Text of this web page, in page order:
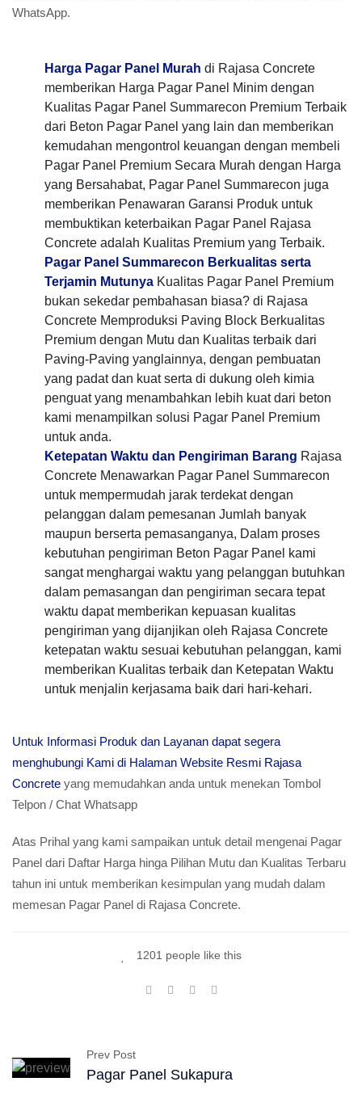
WhatsApp.
Harga Pagar Panel Murah di Rajasa Concrete
memberikan Harga Pagar Panel Minim dengan
Kualitas Pagar Panel Summarecon Premium Terbaik
dari Beton Pagar Panel yang lain dan memberikan
kemudahan mengontrol keuangan dengan membeli
Pagar Panel Premium Secara Murah dengan Harga
yang Bersahabat, Pagar Panel Summarecon juga
memberikan Penawaran Garansi Produk untuk
membuktikan keterbaikan Pagar Panel Rajasa
Concrete adalah Kualitas Premium yang Terbaik.
Pagar Panel Summarecon Berkualitas serta
Terjamin Mutunya Kualitas Pagar Panel Premium
bukan sekedar pembahasan biasa? di Rajasa
Concrete Memproduksi Paving Block Berkualitas
Premium dengan Mutu dan Kualitas terbaik dari
Paving-Paving yanglainnya, dengan pembuatan
yang padat dan kuat serta di dukung oleh kimia
penguat yang menambahkan lebih kuat dari beton
kami menampilkan solusi Pagar Panel Premium
untuk anda.
Ketepatan Waktu dan Pengiriman Barang Rajasa
Concrete Menawarkan Pagar Panel Summarecon
untuk mempermudah jarak terdekat dengan
pelanggan dalam pemesanan Jumlah banyak
maupun berserta pemasanganya, Dalam proses
kebutuhan pengiriman Beton Pagar Panel kami
sangat menghargai waktu yang pelanggan butuhkan
dalam pemasangan dan pengiriman secara tepat
waktu dapat memberikan kepuasan kualitas
pengiriman yang dijanjikan oleh Rajasa Concrete
ketepatan waktu sesuai kebutuhan pelanggan, kami
memberikan Kualitas terbaik dan Ketepatan Waktu
untuk menjalin kerjasama baik dari hari-kehari.
Untuk Informasi Produk dan Layanan dapat segera
menghubungi Kami di Halaman Website Resmi Rajasa
Concrete yang memudahkan anda untuk menekan Tombol
Telpon / Chat Whatsapp
Atas Prihal yang kami sampaikan untuk detail mengenai Pagar
Panel dari Daftar Harga hinga Pilihan Mutu dan Kualitas Terbaru
tahun ini untuk memberikan kesimpulan yang mudah dalam
memesan Pagar Panel di Rajasa Concrete.
1201 people like this
Prev Post
Pagar Panel Sukapura